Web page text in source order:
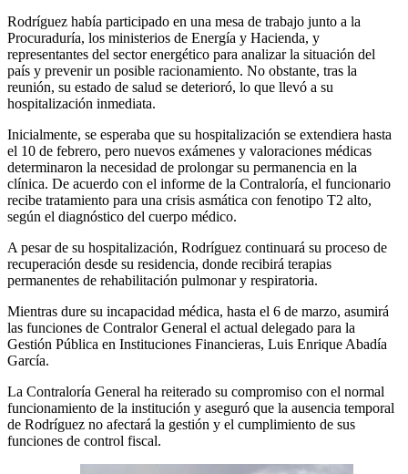
Rodríguez había participado en una mesa de trabajo junto a la
Procuraduría, los ministerios de Energía y Hacienda, y
representantes del sector energético para analizar la situación del
país y prevenir un posible racionamiento. No obstante, tras la
reunión, su estado de salud se deterioró, lo que llevó a su
hospitalización inmediata.
Inicialmente, se esperaba que su hospitalización se extendiera hasta
el 10 de febrero, pero nuevos exámenes y valoraciones médicas
determinaron la necesidad de prolongar su permanencia en la
clínica. De acuerdo con el informe de la Contraloría, el funcionario
recibe tratamiento para una crisis asmática con fenotipo T2 alto,
según el diagnóstico del cuerpo médico.
A pesar de su hospitalización, Rodríguez continuará su proceso de
recuperación desde su residencia, donde recibirá terapias
permanentes de rehabilitación pulmonar y respiratoria.
Mientras dure su incapacidad médica, hasta el 6 de marzo, asumirá
las funciones de Contralor General el actual delegado para la
Gestión Pública en Instituciones Financieras, Luis Enrique Abadía
García.
La Contraloría General ha reiterado su compromiso con el normal
funcionamiento de la institución y aseguró que la ausencia temporal
de Rodríguez no afectará la gestión y el cumplimiento de sus
funciones de control fiscal.